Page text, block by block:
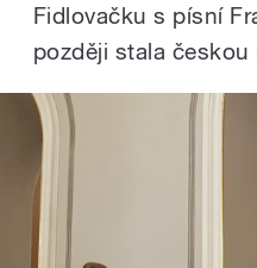
Fidlovačku s písní
později stala